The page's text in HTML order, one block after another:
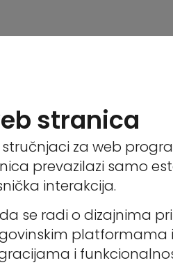
stranica
stručnjaci za web
prevazilazi samo
interakcija.
se radi o dizajnima
platformama
i